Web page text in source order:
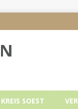
KREIS SOEST